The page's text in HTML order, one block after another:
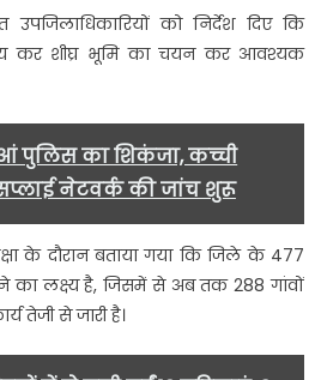
उपजिलाधिकारियों को निर्देश दिए कि
कर शीघ्र भूमि का चयन कर आवश्यक
पुलिस का शिकंजा, कच्ची
नेटवर्क की जांच शुरू
के दौरान बताया गया कि जिले के 477
का लक्ष्य है, जिसमें से अब तक 288 गांवों
तेजी से जारी है।